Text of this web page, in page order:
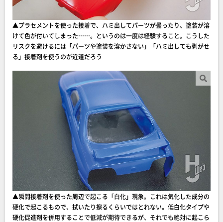
▲プラセメントを使った接着で、ハミ出してパーツが曇ったり、塗装が溶
けて色が付いてしまった……。というのは一度は経験すること。こうした
リスクを避けるには「パーツや塗装を溶かさない」「ハミ出しても剥がせ
る」接着剤を使うのが近道だろう
▲瞬間接着剤を使った周辺で起こる「白化」現象。これは気化した成分の
硬化で起こるもので、拭いたり擦るくらいではとれない。低白化タイプや
硬化促進剤を併用することで低減が期待できるが、それでも絶対に起こら